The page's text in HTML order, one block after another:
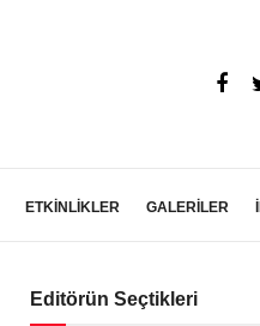
ETKİNLİKLER GALERİLER
Editörün Seçtikleri